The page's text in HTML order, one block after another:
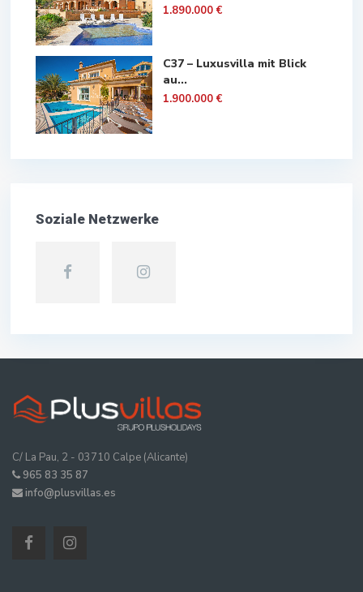
1.890.000 €
C37 – Luxusvilla mit Blick
au...
1.900.000 €
Soziale Netzwerke
C/ La Pau, 2 - 03710 Calpe (Alicante)
965 83 35 87
info@plusvillas.es